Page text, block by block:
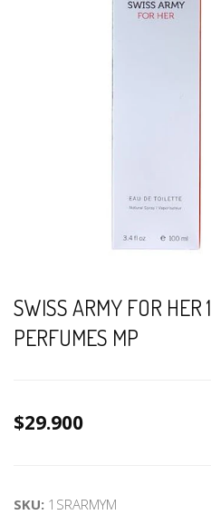
SWISS ARMY FOR
PERFUMES MP
$29.900
SKU: 1SRARMYM